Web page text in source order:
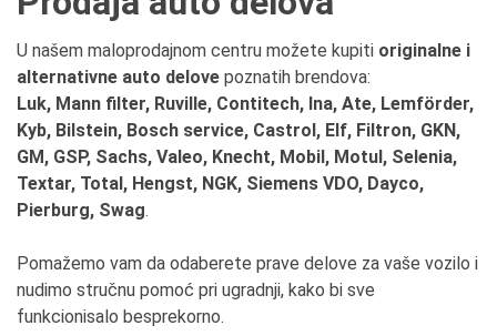
U našem maloprodajnom centru možete kupiti originalne i
alternativne auto delove poznatih brendova:
Luk, Mann filter, Ruville, Contitech, Ina, Ate, Lemförder,
Kyb, Bilstein, Bosch service, Castrol, Elf, Filtron, GKN,
GM, GSP, Sachs, Valeo, Knecht, Mobil, Motul, Selenia,
Textar, Total, Hengst, NGK, Siemens VDO, Dayco,
Pierburg, Swag.
Pomažemo vam da odaberete prave delove za vaše vozilo i
nudimo stručnu pomoć pri ugradnji, kako bi sve
funkcionisalo besprekorno.